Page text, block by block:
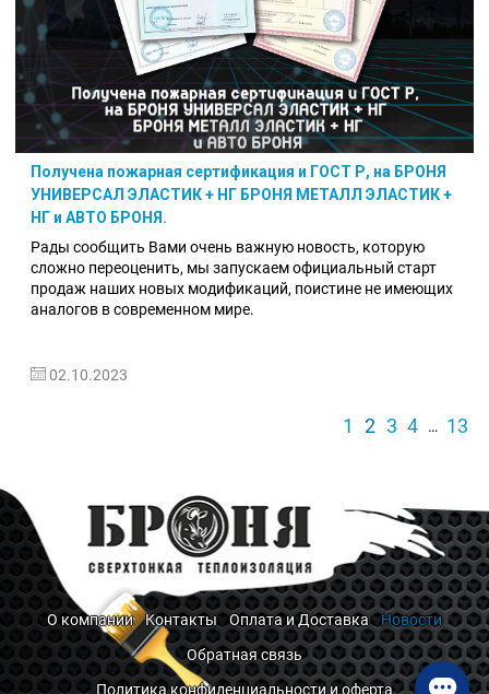
Получена пожарная сертификация и ГОСТ Р, на БРОНЯ
УНИВЕРСАЛ ЭЛАСТИК + НГ БРОНЯ МЕТАЛЛ ЭЛАСТИК +
НГ и АВТО БРОНЯ.
Рады сообщить Вами очень важную новость, которую
сложно переоценить, мы запускаем официальный старт
продаж наших новых модификаций, поистине не имеющих
аналогов в современном мире.
02.10.2023
1 2 3 4 … 13
О компании Контакты Оплата и Доставка Новости
Обратная связь
Политика конфиденциальности и оферта